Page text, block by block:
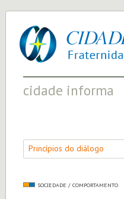
cidade
nova
UM
PROJETO
PELA
FRATERNIDADE
cidade informa
SOCIEDADE / COMPORTAMENTO